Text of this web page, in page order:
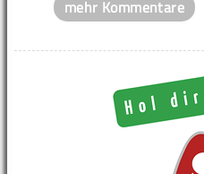
mehr Kommentare